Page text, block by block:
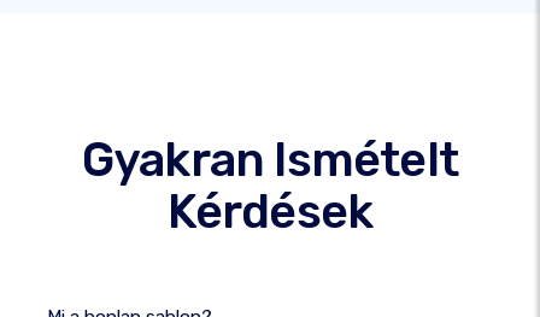
Gyakran Ismételt
Kérdések